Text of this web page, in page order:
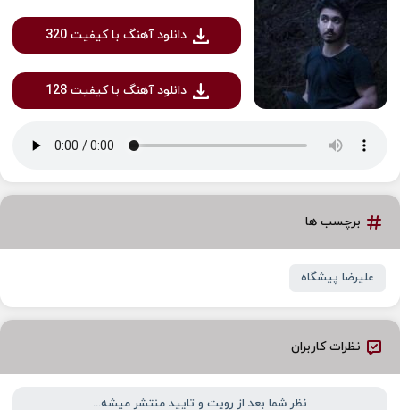
دانلود آهنگ با کیفیت 320
دانلود آهنگ با کیفیت 128
برچسب ها
علیرضا پیشگاه
نظرات کاربران
نظر شما بعد از رویت و تایید منتشر میشه...